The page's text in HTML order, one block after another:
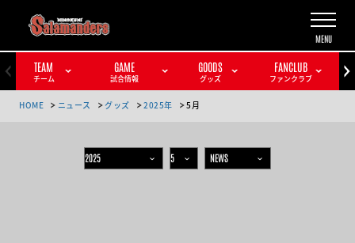
TEAM
チーム
GAME
試合情報
GOODS
グッズ
FANCLUB
ファンクラブ
HOME ニュース グッズ 2025年 5月